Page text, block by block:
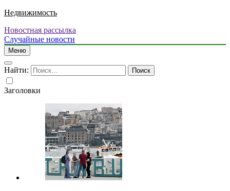
Недвижимость
Новостная рассылка
Случайные новости
Меню
Найти:
Заголовки